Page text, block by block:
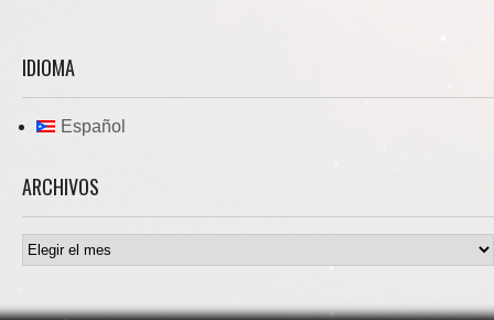
IDIOMA
Español
ARCHIVOS
Archivos